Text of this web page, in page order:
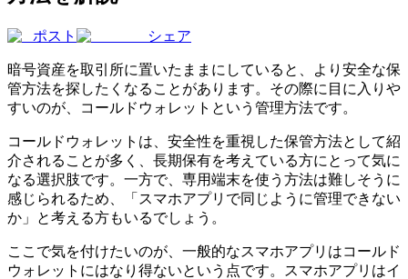
ポスト シェア
暗号資産を取引所に置いたままにしていると、より安全な保
管方法を探したくなることがあります。その際に目に入りや
すいのが、コールドウォレットという管理方法です。
コールドウォレットは、安全性を重視した保管方法として紹
介されることが多く、長期保有を考えている方にとって気に
なる選択肢です。一方で、専用端末を使う方法は難しそうに
感じられるため、「スマホアプリで同じように管理できない
か」と考える方もいるでしょう。
ここで気を付けたいのが、一般的なスマホアプリはコールド
ウォレットにはなり得ないという点です。スマホアプリはイ